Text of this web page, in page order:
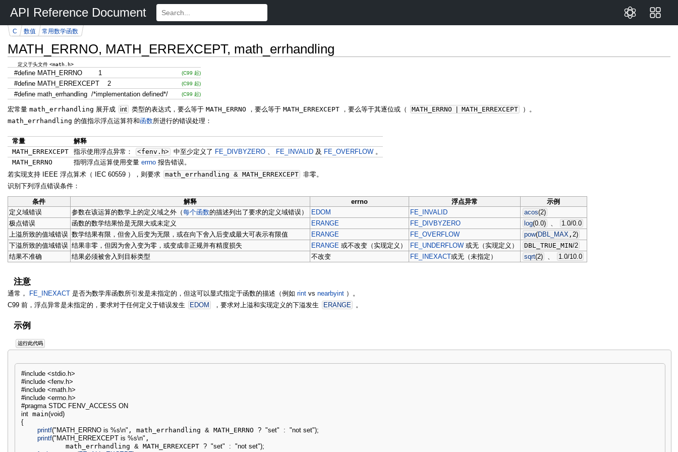
API Reference Document
MATH_ERRNO, MATH_ERREXCEPT, math_errhandling
C 数值 常用数学函数
定义于头文件<math.h>
#define MATH_ERRNO 1 (C99 起)
#define MATH_ERREXCEPT 2 (C99 起)
#define math_errhandling /*implementation defined*/ (C99 起)
宏常量 math_errhandling 展开成 int 类型的表达式，要么等于 MATH_ERRNO ，要么等于 MATH_ERREXCEPT，要么等于其逐位或（ MATH_ERRNO MATH_ERREXCEPT
）。
math_errhandling 的值指示浮点运算符和函数所进行的错误处理：
常量
解释
MATH_ERREXCEPT
指示使用浮点异常： <fenv. h> 中至少定义了 FE_DIVBYZERO 、 FE_INVALID 及 FE_OVERFLOW 。
MATH_ERRNO
指明浮点运算使用变量errno 报告错误。
若实现支持 IEEE 浮点算术（ IEC 60559 ），则要求 math_errhandling &MATH_ERREXCEPT
非零。
识别下列浮点错误条件：
条件 解释 errno 浮点异常
示例
定义域错误
参数在该运算的数学上的定义域之外（每个函数的描述列出了要求的定义域错误） EDOM FE_INVALID acos(2)
极点错误
函数的数学结果恰是无限大或未定义 ERANGE FE_DIVBYZERO log(0.0) 1.0/0.0
上溢所致的值域错误 数学结果有限，但舍入后变为无限，或在向下舍入后变成最大可表示有限值 ERANGE FE_OVERFLOW pow(DBL_MAX , 2)
下溢所致的值域错误 结果非零，但因为舍入变为零，或变成非正规并有精度损失 ERANGE 或不改变（实现定义） FE_UNDERFLOW 或无（实现定义） DBL_TRUE_MIN/2
结果不准确
结果必须被舍入到目标类型 不改变 FE_INEXACT或无（未指定） sqrt(2) 1.0/10.0
注意
通常， FE_INEXACT是否为数学库函数所引发是未指定的，但这可以显式指定于函数的描述（例如 rintvs nearbyint）。
C99 前，浮点异常是未指定的，要求对于任何定义于错误发生
EDOM ，要求对上溢和实现定义的下溢发生 ERANGE 。
示例
运行此代码
#include <stdio.h>
#include <fenv.h>
#include <math.h>
#include <errno.h>
#pragma STDC FENV_ACCESS ON
int main(void)
{
printf("MATH_ERRNO is %s\n" , math_errhandling & MATH_ERRNO ? "set" : "not set");
printf("MATH_ERREXCEPT is %s\n" ,
           math_errhandling
& MATH_ERREXCEPT ? "set" : "not set");